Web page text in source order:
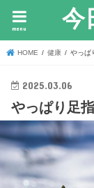
今
menu
HOME 健康 やっぱ
2025.03.06
やっぱり足